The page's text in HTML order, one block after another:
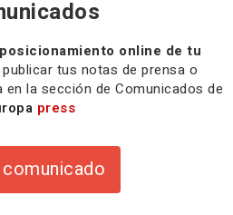
online de tu
tus notas de prensa o
la sección de Comunicados de
press